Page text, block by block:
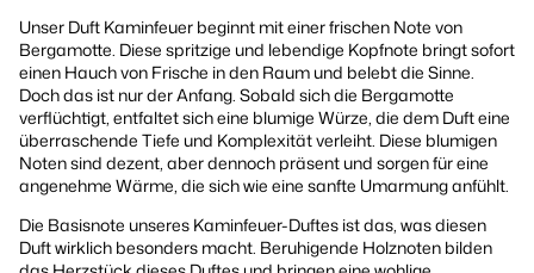
Unser Duft Kaminfeuer beginnt mit einer frischen Note von
Bergamotte. Diese spritzige und lebendige Kopfnote bringt sofort
einen Hauch von Frische in den Raum und belebt die Sinne.
Doch das ist nur der Anfang. Sobald sich die Bergamotte
verflüchtigt, entfaltet sich eine blumige Würze, die dem Duft eine
überraschende Tiefe und Komplexität verleiht. Diese blumigen
Noten sind dezent, aber dennoch präsent und sorgen für eine
angenehme Wärme, die sich wie eine sanfte Umarmung anfühlt.
Die Basisnote unseres Kaminfeuer-Duftes ist das, was diesen
Duft wirklich besonders macht. Beruhigende Holznoten bilden